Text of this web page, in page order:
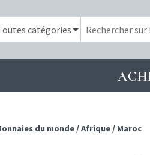
du monde /Afrique / Maroc